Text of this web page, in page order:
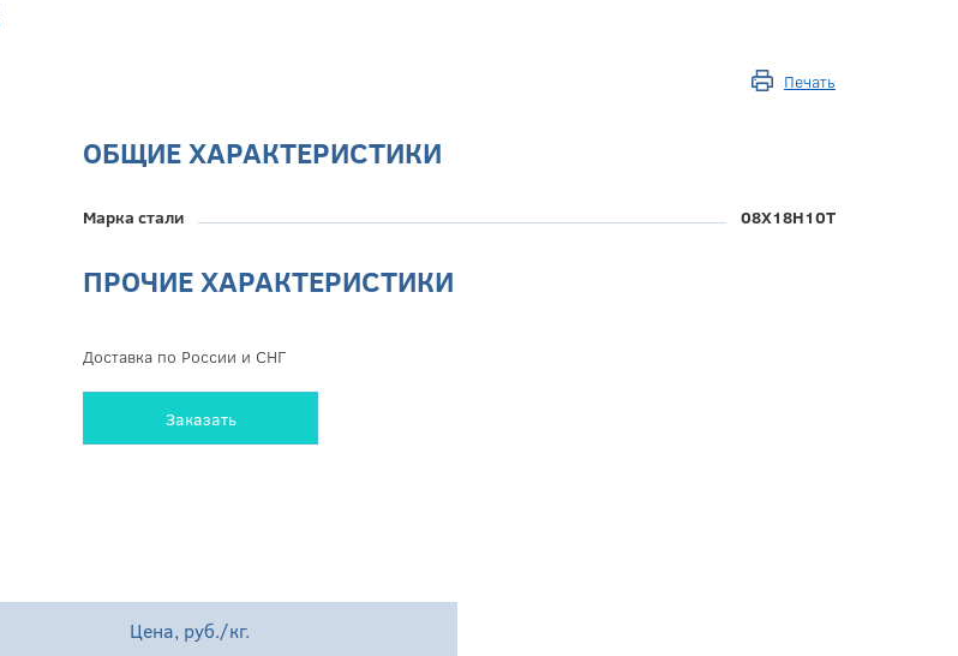
Печать
ОБЩИЕ ХАРАКТЕРИСТИКИ
Марка стали 08Х18Н10Т
ПРОЧИЕ ХАРАКТЕРИСТИКИ
Доставка по России и СНГ
Заказать
Цена, руб./кг.